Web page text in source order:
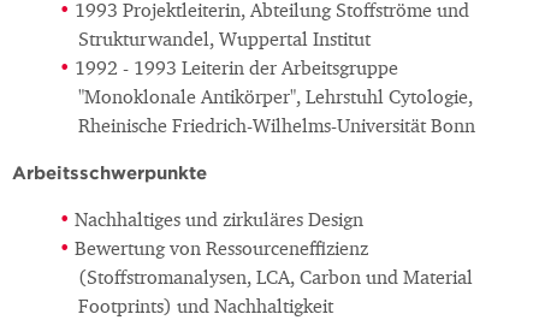
1993 Projektleiterin, Abteilung Stoffströme und
Strukturwandel, Wuppertal Institut
1992 - 1993 Leiterin der Arbeitsgruppe
"Monoklonale Antikörper", Lehrstuhl Cytologie,
Rheinische Friedrich-Wilhelms-Universität Bonn
Arbeitsschwerpunkte
Nachhaltiges und zirkuläres Design
Bewertung von Ressourceneffizienz
(Stoffstromanalysen, LCA, Carbon und Material
Footprints) und Nachhaltigkeit